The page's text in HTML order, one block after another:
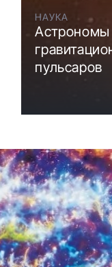
НАУКА
Астрономы
пульсаров